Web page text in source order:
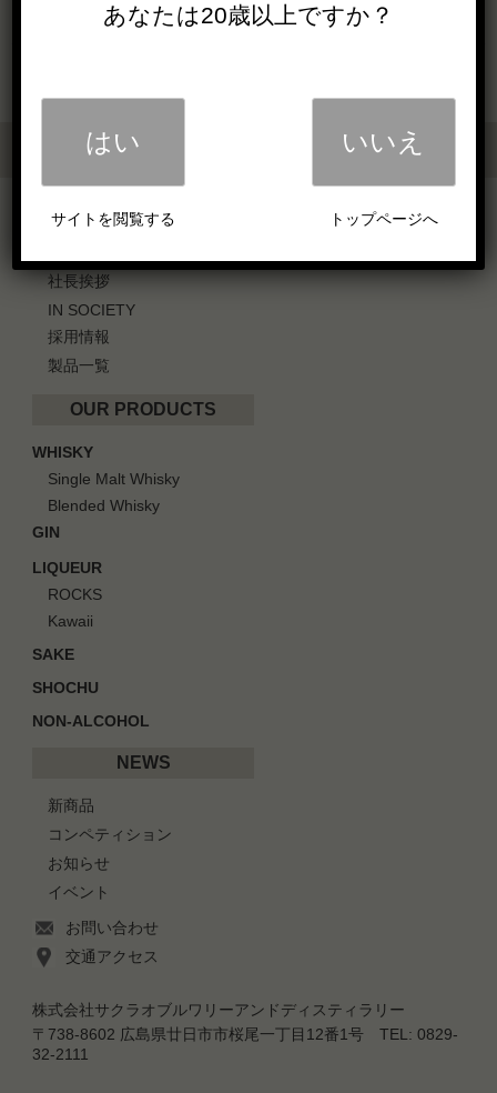
いて
OUR BUSINESS
社長挨拶
IN SOCIETY
採用情報
製品一覧
OUR PRODUCTS
WHISKY
Single Malt Whisky
Blended Whisky
GIN
LIQUEUR
ROCKS
Kawaii
SAKE
SHOCHU
NON-ALCOHOL
NEWS
新商品
コンペティション
お知らせ
イベント
お問い合わせ
交通アクセス
株式会社サクラオブルワリーアンドディスティラリー
〒738-8602 広島県廿日市市桜尾一丁目12番1号 TEL: 0829-
32-2111
あなたは20歳以上ですか？
はい
サイトを閲覧する
いいえ
トップページへ